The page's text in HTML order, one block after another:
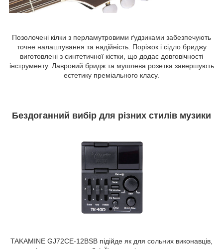
Позолочені кілки з перламутровими ґудзиками забезпечують
точне налаштування та надійність. Поріжок і сідло бриджу
виготовлені з синтетичної кістки, що додає довговічності
інструменту. Лавровий бридж та мушлева розетка завершують
естетику преміального класу.
Бездоганний вибір для різних стилів музики
TAKAMINE GJ72CE-12BSB підійде як для сольних виконавців,